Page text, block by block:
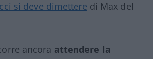
si deve dimettere di Max del
ancora attendere la